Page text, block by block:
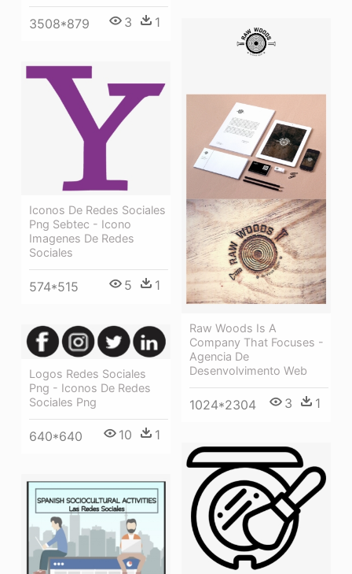
3508*879 3 1
Raw Woods Is A
Company That Focuses -
Agencia De
Desenvolvimento Web
1024*2304 3 1
Iconos De Redes Sociales
Png Sebtec - Icono
Imagenes De Redes
Sociales
574*515 5 1
Logos Redes Sociales
Png - Iconos De Redes
Sociales Png
640*640 10 1